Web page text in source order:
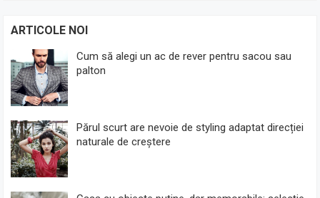
ARTICOLE NOI
Cum să alegi un ac de rever pentru sacou sau
palton
Părul scurt are nevoie de styling adaptat direcției
naturale de creștere